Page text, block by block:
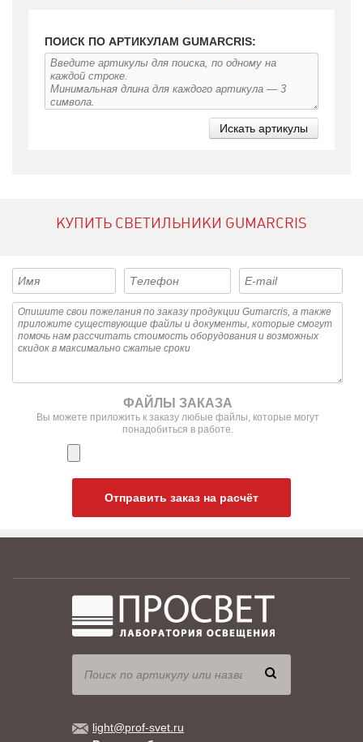
ПОИСК ПО АРТИКУЛАМ GUMARCRIS:
КУПИТЬ СВЕТИЛЬНИКИ GUMARCRIS
ФАЙЛЫ ЗАКАЗА
Вы можете приложить к заказу любые файлы, которые могут
понадобиться в работе.
Отправить заказ на расчёт
light@prof-svet.ru